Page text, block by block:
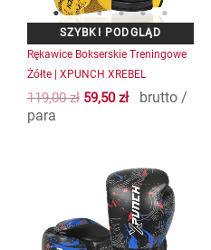
Rękawice Bokserskie Treningowe
Żółte | XPUNCH XREBEL
119,00zł 59,50zł
brutto /
para
można
wybrać
na
stronie
wiele
wariantów.